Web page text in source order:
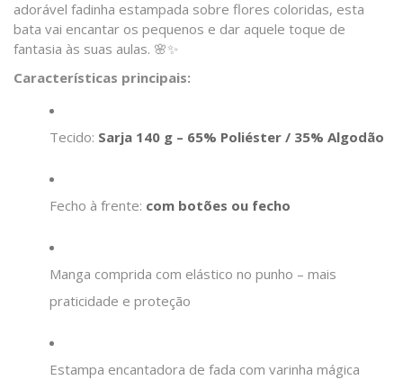
adorável fadinha estampada sobre flores coloridas, esta
bata vai encantar os pequenos e dar aquele toque de
fantasia às suas aulas. 🌸✨
Características principais:
Tecido: Sarja 140 g – 65% Poliéster / 35% Algodão
Fecho à frente: com botões ou fecho
Manga comprida com elástico no punho – mais
praticidade e proteção
Estampa encantadora de fada com varinha mágica